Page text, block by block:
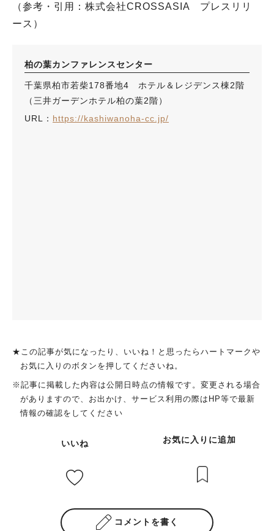
（参考・引用：株式会社CROSSASIA プレスリリ
ース）
柏の葉カンファレンスセンター
千葉県柏市若柴178番地4 ホテル＆レジデンス棟2階
（三井ガーデンホテル柏の葉2階）
URL： https://kashiwanoha-cc.jp/
★この記事が気になったり、いいね！と思ったらハートマークや
お気に入りのボタンを押してくださいね。
※記事に掲載した内容は公開日時点の情報です。変更される場合
がありますので、お出かけ、サービス利用の際はHP等で最新
情報の確認をしてください
いいね お気に入りに追加
コメントを書く